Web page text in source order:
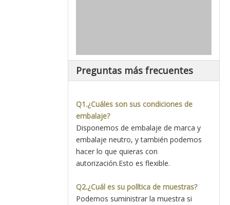
Preguntas más frecuentes
Q1.¿Cuáles son sus condiciones de
embalaje?
Disponemos de embalaje de marca y
embalaje neutro, y también podemos
hacer lo que quieras con
autorización.Esto es flexible.
Q2.¿Cuál es su política de muestras?
Podemos suministrar la muestra si